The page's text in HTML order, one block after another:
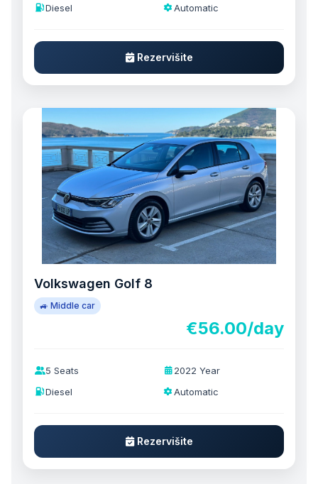
Diesel Automatic
Rezervišite
Volkswagen Golf 8
🚙 Middle car
€56.00/day
5 Seats
2022 Year
Diesel
Automatic
Rezervišite